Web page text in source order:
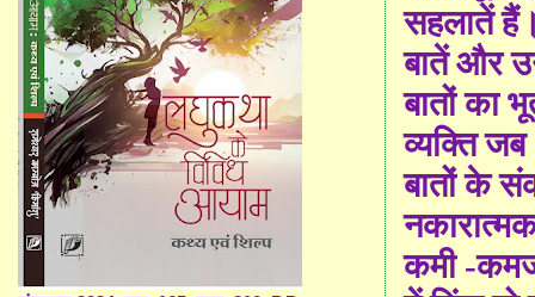
सहलातें
बातें और
बातों का
व्यक्ति
बातों के
कमी -